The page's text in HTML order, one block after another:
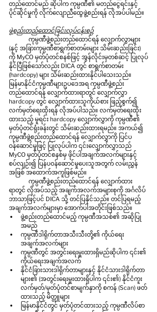
တည်ထောင်မည် ဆိုပါက ကုမ္ပဏီ၏ မတည်ငွေရင်းနှင့်
ပိုင်ဆိုင်မှုကို လိုက်လျောညီထွေဖွဲ့စည်းရန် လိုအပ်ပါမည်။
ဖွဲ့စည်းတည်ထောင်ခြင်းလုပ်ငန်းစဉ်
(နှင့် အခြားကုမ္ပဏီစာရွက်စာတမ်းများ သိမ်းဆည်းခြင်း)
ကို MyCO မှတ်ပုံတင်စနစ်ဖြင့် အွန်လိုင်းမှတစ်ဆင့် ပြုလုပ်
နိုင်ပြီဖြစ်သော်လည်း DICA တွင် စာရွက်စာတမ်း
(hardcopy) များ သိမ်းဆည်းထားနိုင်ပါသေးသည်။
မြန်မာနိုင်ငံကုမ္ပဏီများဥပဒေအရ ကုမ္ပဏီဖွဲ့စည်း
တည်ထောင်ရန် လျှောက်ထားရာတွင် လျှောက်လွှာ
hardcopy တွင် လျှောက်ထားသူကိုယ်စား ဖြည့်စွက်၍
လက်မှတ်ရေးထိုးရန် လိုအပ်ပါသည်။ လက်မှတ်ရေးထိုး
ထားသည့် မူရင်း hardcopy လျှောက်လွှာကို ကုမ္ပဏီ၏
မှတ်ပုံတင်ရုံးခန်းတွင် သိမ်းဆည်းထားရမည်။ အကယ်၍
ကုမ္ပဏီဖွဲ့စည်းတည်ထောင်ရန် လျှောက်လွှာကို ပြင်ပ
ဝန်ဆောင်မှုဖြင့် ပြုလုပ်ပါက ၎င်းလျှောက်လွှာသည်
MyCO မှတ်ပုံတင်စနစ်မှ ဖိုင်ပါအချက်အလက်များနှင့်
စပ်လျဉ်း၍ ပြန်ပဝန်ဆောင်မှုပေးသူအတွက် လမ်းညွှန်
အဖြစ် အထောက်အကူဖြစ်မည်။
ရာတွင် လိုအပ်သည့် အချက်အလက်အများစုကို အင်္ဂလိပ်
ဘာသာဖြင့်ပင် DICA သို့ တင်ပြနိုင်သည်။ တင်ပြရမည့်
အချက်အလက်များမှာ အောက်ပါအတိုင်းဖြစ်သည်။
ဖွဲ့စည်းတည်ထောင်မည့် ကုမ္ပဏီအသစ်၏ အဆိုပြု
အမည်
ကုမ္ပဏီဒါရိုက်တာအသီးသီးတို့၏ ကိုယ်ရေး
အချက်အလက်များ
ကုမ္ပဏီတွင် အတွင်းရေးမှူးထားရှိမည်ဆိုပါက ၎င်း၏
ကိုယ်ရေးအချက်အလက်
နိုင်ငံခြားသားဒါရိုက်တာများနှင့် နိုင်ငံသားဒါရိုက်တာ
များ၏ (အတွင်းရေးမှူးထားရှိပါက ၎င်း၏) နိုင်ငံကူး
လက်မှတ်/မှတ်ပုံတင်စာမျက်နှာကို စကန် (Scan) ဖတ်
ထားသည့် မိတ္တူများ
မြန်မာနိုင်ငံတွင် မှတ်ပုံတင်ထားသည့် ကုမ္ပဏီလိပ်စာ